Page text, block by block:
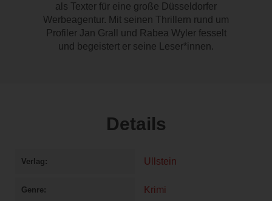
als Texter für eine große Düsseldorfer
Werbeagentur. Mit seinen Thrillern rund um
Profiler Jan Grall und Rabea Wyler fesselt
und begeistert er seine Leser*innen.
Details
Verlag Ullstein
Genre Krimi